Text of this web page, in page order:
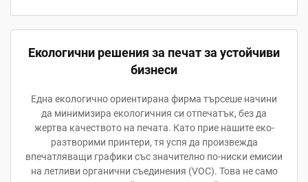
Екологични решения за печат за устойчиви
бизнеси
Една екологично ориентирана фирма търсеше начини
да минимизира екологичния си отпечатък, без да
жертва качеството на печата. Като прие нашите еко-
разтворими принтери, тя успя да произвежда
впечатляващи графики със значително по-ниски емисии
на летливи органични съединения (VOC). Това не само